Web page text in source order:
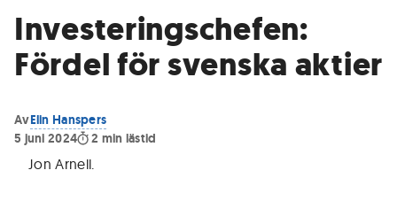
Investeringschefen:
Fördel för svenska aktier
AvElin Hanspers
5 juni 2024
2 min lästid
Jon Arnell.